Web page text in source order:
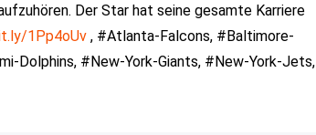
Der Star hat seine gesamte Karriere
1Pp4oUv , #Atlanta-Falcons, #Baltimore-
Dolphins, #New-York-Giants, #New-York-Jets,